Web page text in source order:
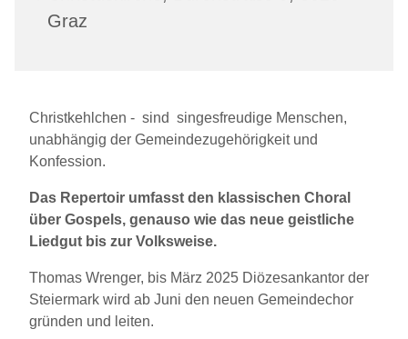
Graz
Christkehlchen - sind singesfreudige Menschen,
unabhängig der Gemeindezugehörigkeit und
Konfession.
Das Repertoir umfasst den klassischen Choral
über Gospels, genauso wie das neue geistliche
Liedgut bis zur Volksweise.
Thomas Wrenger, bis März 2025 Diözesankantor der
Steiermark wird ab Juni den neuen Gemeindechor
gründen und leiten.